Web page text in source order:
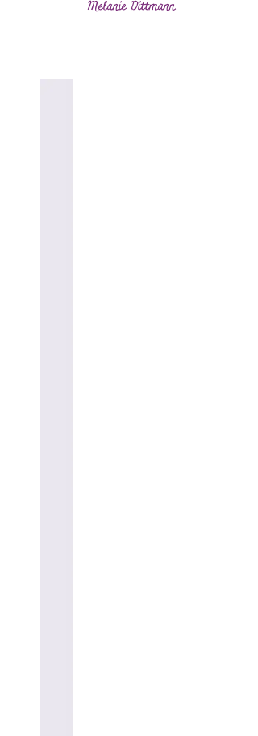
Melanie Dittmann